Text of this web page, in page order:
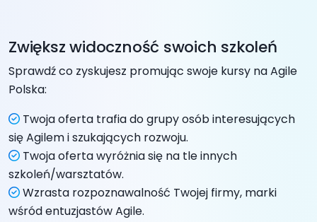
Zwiększ widoczność swoich szkoleń
Sprawdź co zyskujesz promując swoje kursy na Agile
Polska:
Twoja oferta trafia do grupy osób interesujących
się Agilem i szukających rozwoju.
Twoja oferta wyróżnia się na tle innych
szkoleń/warsztatów.
Wzrasta rozpoznawalność Twojej firmy, marki
wśród entuzjastów Agile.